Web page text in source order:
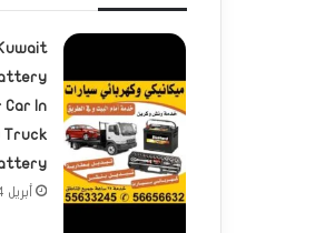
Car In
Truck
أبريل 4, 2022